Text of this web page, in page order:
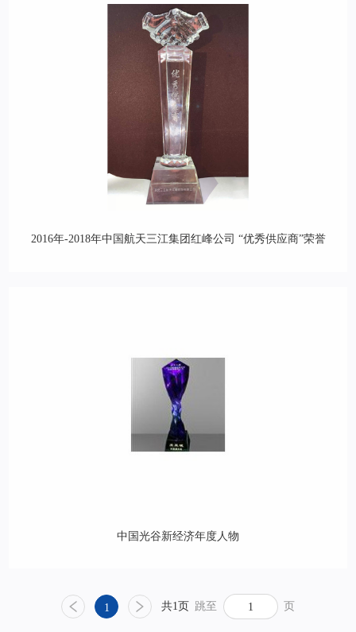
2016年-2018年中国航天三江集团红峰公司 “优秀供应商”荣誉
中国光谷新经济年度人物
1 共1页 跳至 页